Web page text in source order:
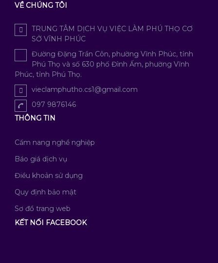
VỀ CHÚNG TÔI
TRUNG TÂM DỊCH VỤ VIỆC LÀM PHÚ THỌ CƠ
SỞ VĨNH PHÚC
Đường Đặng Trần Côn, phường Vĩnh Phúc, tỉnh
Phú Thọ và số 630 phố Đình Ấm, phường Vĩnh
Phúc, tỉnh Phú Thọ.
vieclamphutho.cs1@gmail.com
097 9876146
THÔNG TIN
Cẩm nang nghề nghiệp
Báo giá dịch vụ
Điều khoản sử dụng
Quy định bảo mật
Sơ đồ trang web
KẾT NỐI FACEBOOK